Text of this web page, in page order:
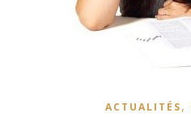
ACTUALITÉS,